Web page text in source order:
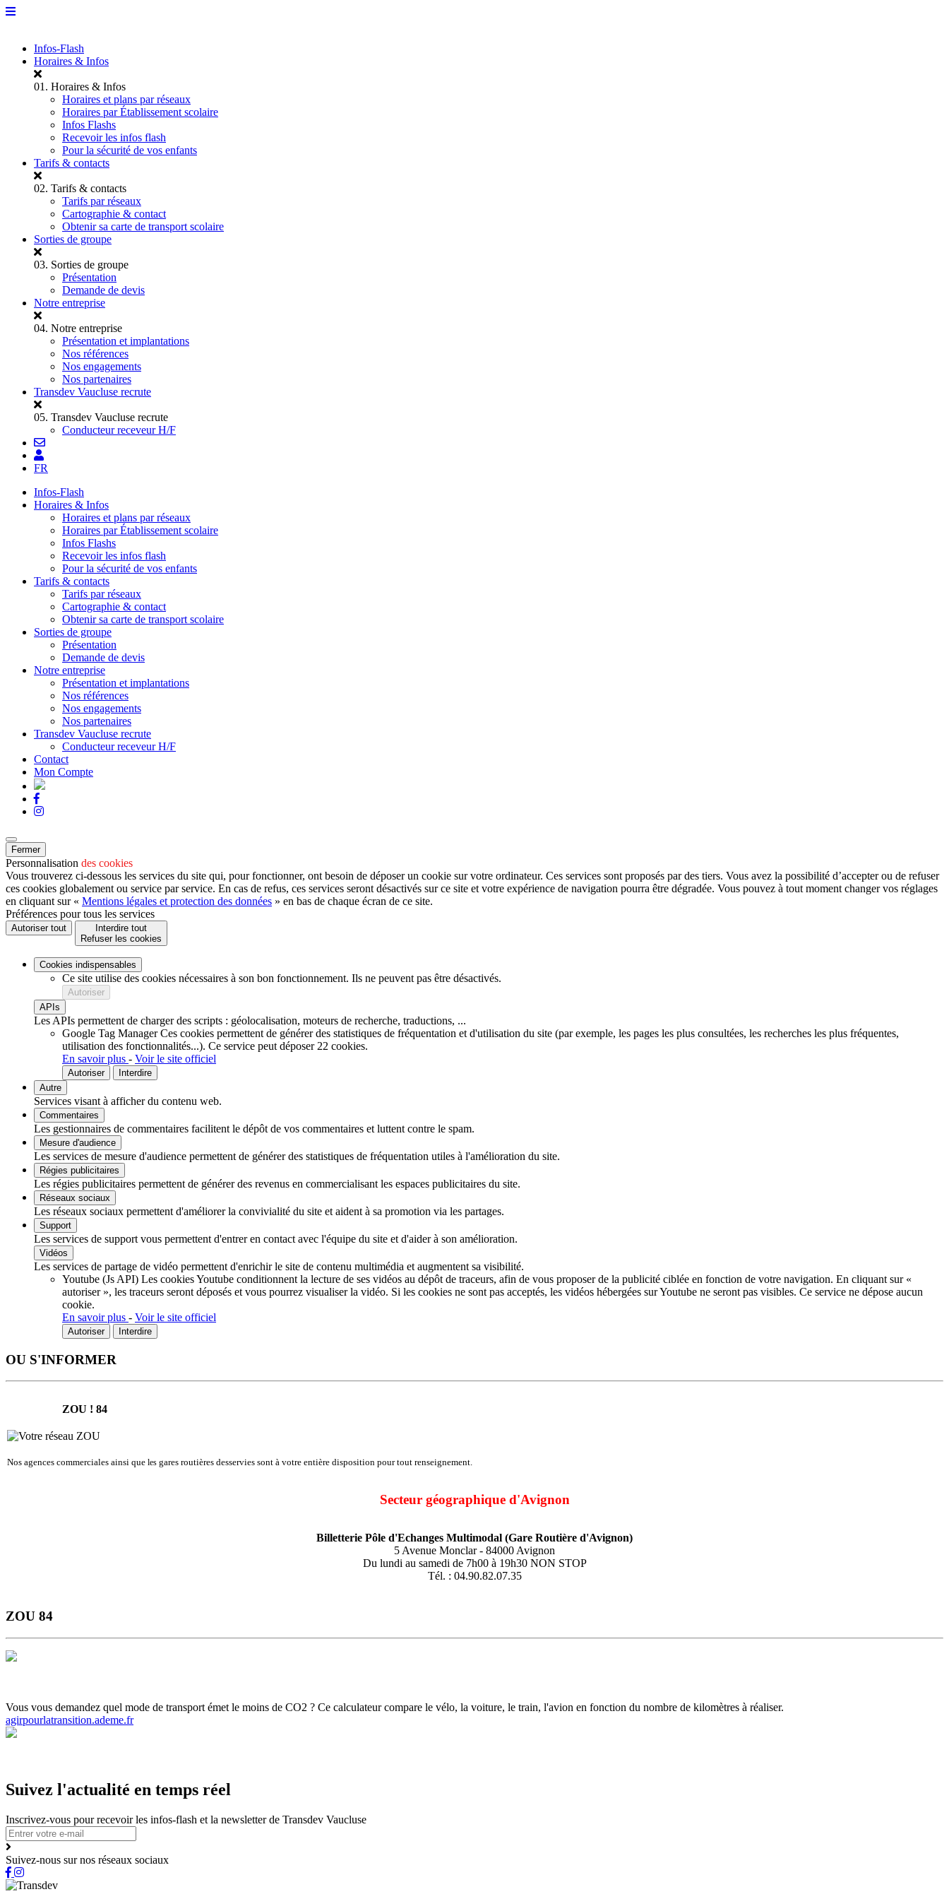
Infos-Flash
Horaires & Infos
01. Horaires & Infos
Horaires et plans par réseaux
Horaires par Établissement scolaire
Infos Flashs
Recevoir les infos flash
Pour la sécurité de vos enfants
Tarifs & contacts
02. Tarifs & contacts
Tarifs par réseaux
Cartographie & contact
Obtenir sa carte de transport scolaire
Sorties de groupe
03. Sorties de groupe
Présentation
Demande de devis
Notre entreprise
04. Notre entreprise
Présentation et implantations
Nos références
Nos engagements
Nos partenaires
Transdev Vaucluse recrute
05. Transdev Vaucluse recrute
Conducteur receveur H/F
FR
Infos-Flash
Horaires & Infos
Horaires et plans par réseaux
Horaires par Établissement scolaire
Infos Flashs
Recevoir les infos flash
Pour la sécurité de vos enfants
Tarifs & contacts
Tarifs par réseaux
Cartographie & contact
Obtenir sa carte de transport scolaire
Sorties de groupe
Présentation
Demande de devis
Notre entreprise
Présentation et implantations
Nos références
Nos engagements
Nos partenaires
Transdev Vaucluse recrute
Conducteur receveur H/F
Contact
Mon Compte
Fermer
Personnalisation des cookies
Vous trouverez ci-dessous les services du site qui, pour fonctionner, ont besoin de déposer un cookie sur votre ordinateur. Ces services sont proposés par des tiers. Vous avez la possibilité d’accepter ou de refuser
ces cookies globalement ou service par service. En cas de refus, ces services seront désactivés sur ce site et votre expérience de navigation pourra être dégradée. Vous pouvez à tout moment changer vos réglages
en cliquant sur « Mentions légales et protection des données » en bas de chaque écran de ce site.
Préférences pour tous les services
Autoriser tout
Interdire tout
Refuser les cookies
Cookies indispensables
Ce site utilise des cookies nécessaires à son bon fonctionnement. Ils ne peuvent pas être désactivés.
Autoriser
APIs
Les APIs permettent de charger des scripts : géolocalisation, moteurs de recherche, traductions, ...
Google Tag Manager Ces cookies permettent de générer des statistiques de fréquentation et d'utilisation du site (par exemple, les pages les plus consultées, les recherches les plus fréquentes,
utilisation des fonctionnalités...). Ce service peut déposer 22 cookies.
En savoir plus - Voir le site officiel
Autoriser
Interdire
Autre
Services visant à afficher du contenu web.
Commentaires
Les gestionnaires de commentaires facilitent le dépôt de vos commentaires et luttent contre le spam.
Mesure d'audience
Les services de mesure d'audience permettent de générer des statistiques de fréquentation utiles à l'amélioration du site.
Régies publicitaires
Les régies publicitaires permettent de générer des revenus en commercialisant les espaces publicitaires du site.
Réseaux sociaux
Les réseaux sociaux permettent d'améliorer la convivialité du site et aident à sa promotion via les partages.
Support
Les services de support vous permettent d'entrer en contact avec l'équipe du site et d'aider à son amélioration.
Vidéos
Les services de partage de vidéo permettent d'enrichir le site de contenu multimédia et augmentent sa visibilité.
Youtube (Js API) Les cookies Youtube conditionnent la lecture de ses vidéos au dépôt de traceurs, afin de vous proposer de la publicité ciblée en fonction de votre navigation. En cliquant sur «
autoriser », les traceurs seront déposés et vous pourrez visualiser la vidéo. Si les cookies ne sont pas acceptés, les vidéos hébergées sur Youtube ne seront pas visibles. Ce service ne dépose aucun
cookie.
En savoir plus - Voir le site officiel
Autoriser Interdire
OU S'INFORMER
ZOU ! 84
Nos agences commerciales ainsi que les gares routières desservies sont à votre entière disposition pour tout renseignement.
Secteur géographique d'Avignon
Billetterie Pôle d'Echanges Multimodal (Gare Routière d'Avignon)
5 Avenue Monclar - 84000 Avignon
Du lundi au samedi de 7h00 à 19h30 NON STOP
Tél. : 04.90.82.07.35
ZOU 84
Vous vous demandez quel mode de transport émet le moins de CO2 ? Ce calculateur compare le vélo, la voiture, le train, l'avion en fonction du nombre de kilomètres à réaliser.
agirpourlatransition.ademe.fr
Suivez l'actualité en temps réel
Inscrivez-vous pour recevoir les infos-flash et la newsletter de Transdev Vaucluse
Suivez-nous sur nos réseaux sociaux